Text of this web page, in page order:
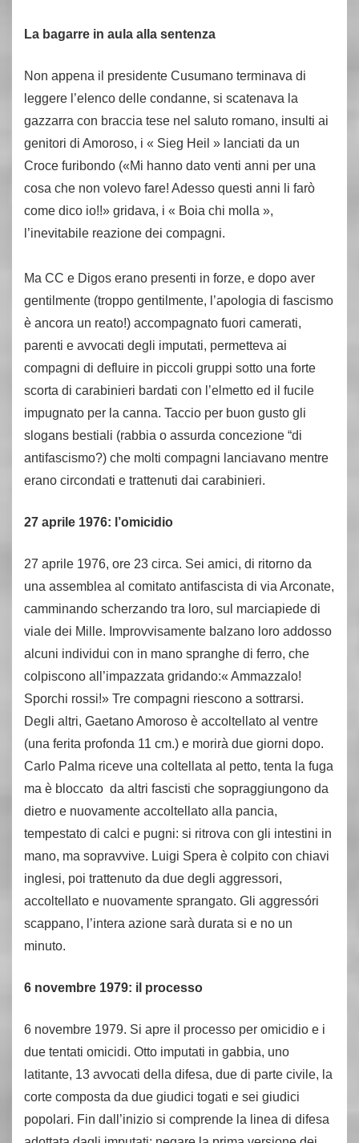
La bagarre in aula alla sentenza
Non appena il presidente Cusumano terminava di
leggere l’elenco delle condanne, si scatenava la
gazzarra con braccia tese nel saluto romano, insulti ai
genitori di Amoroso, i « Sieg Heil » lanciati da un
Croce furibondo («Mi hanno dato venti anni per una
cosa che non volevo fare! Adesso questi anni li farò
come dico io!!» gridava, i « Boia chi molla »,
l’inevitabile reazione dei compagni.
Ma CC e Digos erano presenti in forze, e dopo aver
gentilmente (troppo gentilmente, l’apologia di fascismo
è ancora un reato!) accompagnato fuori camerati,
parenti e avvocati degli imputati, permetteva ai
compagni di defluire in piccoli gruppi sotto una forte
scorta di carabinieri bardati con l’elmetto ed il fucile
impugnato per la canna. Taccio per buon gusto gli
slogans bestiali (rabbia o assurda concezione “di
antifascismo?) che molti compagni lanciavano mentre
erano circondati e trattenuti dai carabinieri.
27 aprile 1976: l’omicidio
27 aprile 1976, ore 23 circa. Sei amici, di ritorno da
una assemblea al comitato antifascista di via Arconate,
camminando scherzando tra loro, sul marciapiede di
viale dei Mille. Improvvisamente balzano loro addosso
alcuni individui con in mano spranghe di ferro, che
colpiscono all’impazzata gridando:« Ammazzalo!
Sporchi rossi!» Tre compagni riescono a sottrarsi.
Degli altri, Gaetano Amoroso è accoltellato al ventre
(una ferita profonda 11 cm.) e morirà due giorni dopo.
Carlo Palma riceve una coltellata al petto, tenta la fuga
ma è bloccato da altri fascisti che sopraggiungono da
dietro e nuovamente accoltellato alla pancia,
tempestato di calci e pugni: si ritrova con gli intestini in
mano, ma sopravvive. Luigi Spera è colpito con chiavi
inglesi, poi trattenuto da due degli aggressori,
accoltellato e nuovamente sprangato. Gli aggressóri
scappano, l’intera azione sarà durata si e no un
minuto.
6 novembre 1979: il processo
6 novembre 1979. Si apre il processo per omicidio e i
due tentati omicidi. Otto imputati in gabbia, uno
latitante, 13 avvocati della difesa, due di parte civile, la
corte composta da due giudici togati e sei giudici
popolari. Fin dall’inizio si comprende la linea di difesa